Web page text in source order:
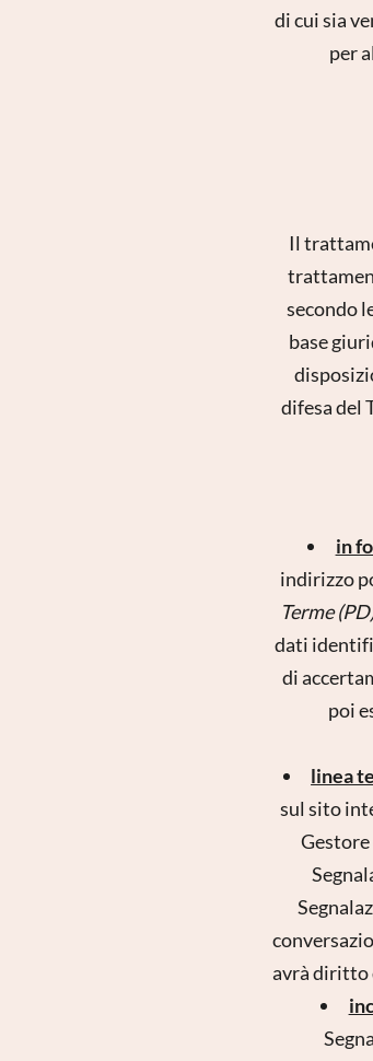
di cui sia
per
Il
secondo
base
difesa del
in
indirizzo
Terme
dati
di
poi
linea
sul sito
avrà diritto